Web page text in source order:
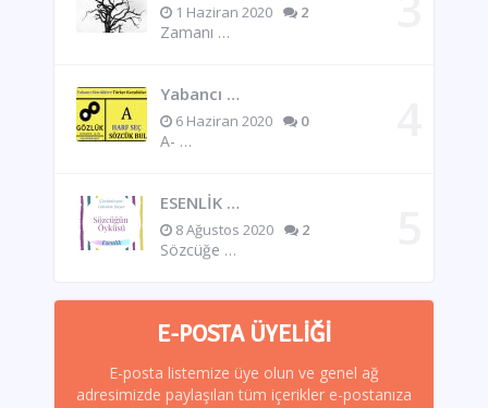
1 Haziran 2020 2
Zamanı …
Yabancı …
6 Haziran 2020 0
A- …
ESENLİK …
8 Ağustos 2020 2
Sözcüğe …
E-POSTA ÜYELIĞI
E-posta listemize üye olun ve genel ağ
adresimizde paylaşılan tüm içerikler e-postanıza